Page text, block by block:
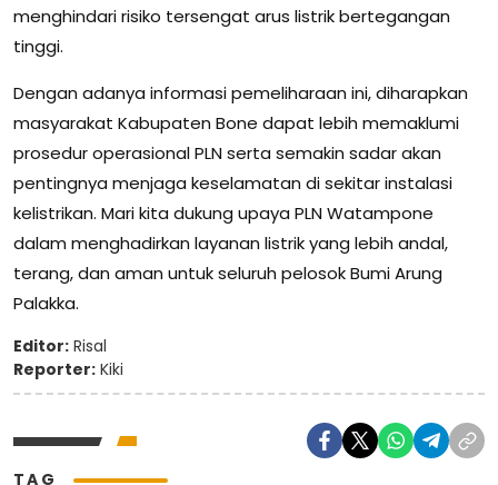
menghindari risiko tersengat arus listrik bertegangan
tinggi.
Dengan adanya informasi pemeliharaan ini, diharapkan
masyarakat Kabupaten Bone dapat lebih memaklumi
prosedur operasional PLN serta semakin sadar akan
pentingnya menjaga keselamatan di sekitar instalasi
kelistrikan. Mari kita dukung upaya PLN Watampone
dalam menghadirkan layanan listrik yang lebih andal,
terang, dan aman untuk seluruh pelosok Bumi Arung
Palakka.
Editor: Risal
Reporter: Kiki
TAG